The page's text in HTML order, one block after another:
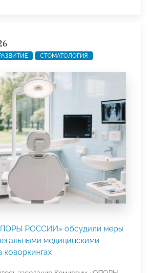
СТОМАТОЛОГИЯ
РОССИИ» обсудили меры
медицинскими
коворкингах